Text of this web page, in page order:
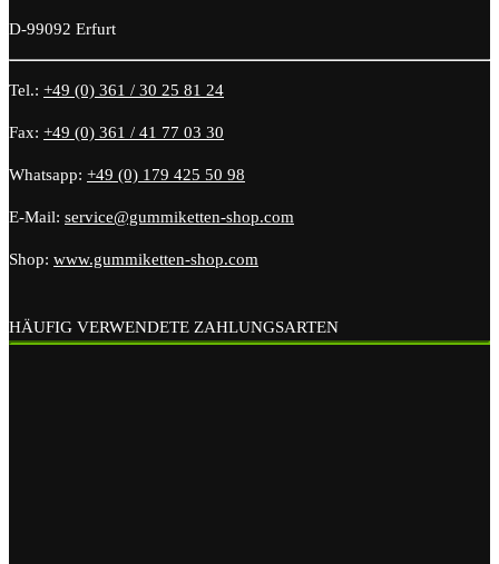
D-99092 Erfurt
Tel.: +49 (0) 361 / 30 25 81 24
Fax: +49 (0) 361 / 41 77 03 30
Whatsapp: +49 (0) 179 425 50 98
E-Mail: service@gummiketten-shop.com
Shop: www.gummiketten-shop.com
HÄUFIG VERWENDETE ZAHLUNGSARTEN